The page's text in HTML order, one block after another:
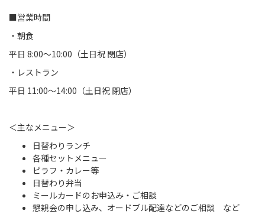
■営業時間
・朝食
平日 8:00～10:00（土日祝 閉店）
・レストラン
平日 11:00～14:00（土日祝 閉店）
＜主なメニュー＞
日替わりランチ
各種セットメニュー
ピラフ・カレー等
日替わり弁当
ミールカードのお申込み・ご相談
懇親会の申し込み、オードブル配達などのご相談 など